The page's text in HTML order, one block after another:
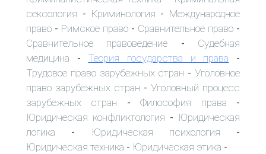
сексология - Криминология - Международное
право - Римское право - Сравнительное право -
Сравнительное правоведение - Судебная
медицина - Теория государства и права -
Трудовое право зарубежных стран -Уголовное
право зарубежных стран - Уголовный процесс
зарубежных стран -Философия права -
Юридическая конфликтология - Юридическая
логика - Юридическая психология -
Юридическая техника - Юридическая этика -